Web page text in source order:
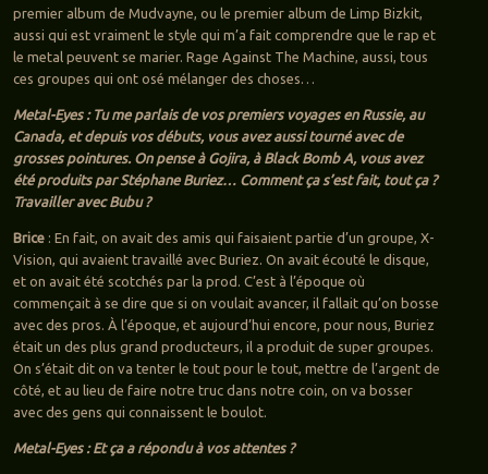
premier album de Mudvayne, ou le premier album de Limp Bizkit,
aussi qui est vraiment le style qui m’a fait comprendre que le rap et
le metal peuvent se marier. Rage Against The Machine, aussi, tous
ces groupes qui ont osé mélanger des choses…
Metal-Eyes : Tu me parlais de vos premiers voyages en Russie, au
Canada, et depuis vos débuts, vous avez aussi tourné avec de
grosses pointures. On pense à Gojira, à Black Bomb A, vous avez
été produits par Stéphane Buriez… Comment ça s’est fait, tout ça ?
Travailler avec Bubu ?
Brice : En fait, on avait des amis qui faisaient partie d’un groupe, X-
Vision, qui avaient travaillé avec Buriez. On avait écouté le disque,
et on avait été scotchés par la prod. C’est à l’époque où
commençait à se dire que si on voulait avancer, il fallait qu’on bosse
avec des pros. À l’époque, et aujourd’hui encore, pour nous, Buriez
était un des plus grand producteurs, il a produit de super groupes.
On s’était dit on va tenter le tout pour le tout, mettre de l’argent de
côté, et au lieu de faire notre truc dans notre coin, on va bosser
avec des gens qui connaissent le boulot.
Metal-Eyes : Et ça a répondu à vos attentes ?